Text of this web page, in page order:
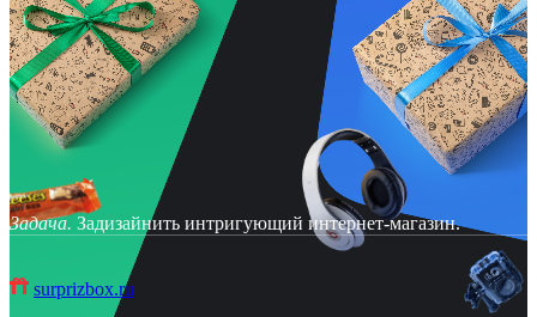
Задача. Задизайнить интригующий интернет-магазин.
surprizbox.ru